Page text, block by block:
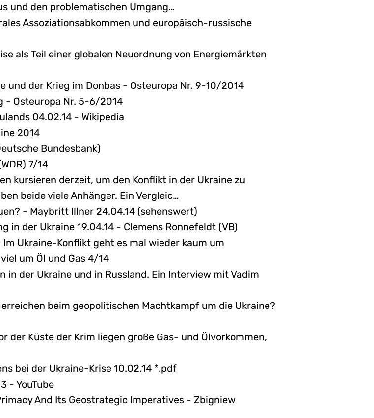
und den problematischen Umgang…
Assoziationsabkommen und europäisch-russische
als Teil einer globalen Neuordnung von Energiemärkten
und der Krieg im Donbas - Osteuropa Nr. 9-10/2014
- Osteuropa Nr. 5-6/2014
04.02.14 - Wikipedia
2014
Bundesbank)
7/14
kursieren derzeit, um den Konflikt in der Ukraine zu
beide viele Anhänger. Ein Vergleic…
- Maybritt Illner 24.04.14 (sehenswert)
der Ukraine 19.04.14 - Clemens Ronnefeldt (VB)
Ukraine-Konflikt geht es mal wieder kaum um
um Öl und Gas 4/14
in der Ukraine und in Russland. Ein Interview mit Vadim
beim geopolitischen Machtkampf um die Ukraine?
der Küste der Krim liegen große Gas- und Ölvorkommen,
bei der Ukraine-Krise 10.02.14 *.pdf
- YouTube
And Its Geostrategic Imperatives - Zbigniew